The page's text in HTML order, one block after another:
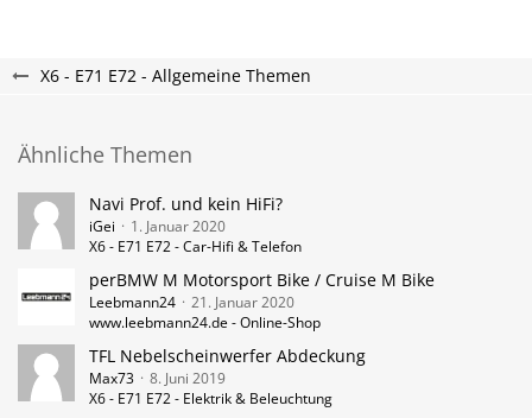
X6 - E71 E72 - Allgemeine Themen
Ähnliche Themen
Navi Prof. und kein HiFi?
iGei
1. Januar 2020
X6 - E71 E72 - Car-Hifi & Telefon
perBMW M Motorsport Bike / Cruise M Bike
Leebmann24
21. Januar 2020
www.leebmann24.de - Online-Shop
TFL Nebelscheinwerfer Abdeckung
Max73
8. Juni 2019
X6 - E71 E72 - Elektrik & Beleuchtung